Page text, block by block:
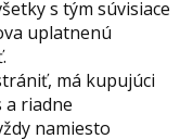
s tým súvisiace
uplatnenú
má kupujúci
a riadne
namiesto